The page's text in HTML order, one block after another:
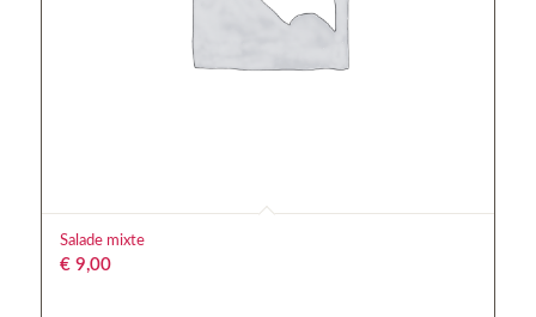
Salade mixte
€9,00